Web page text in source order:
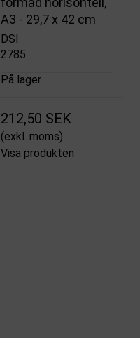
A3 - 29,7 x 42 cm
DSI
2785
På lager
212,50 SEK
(exkl. moms)
Visa produkten